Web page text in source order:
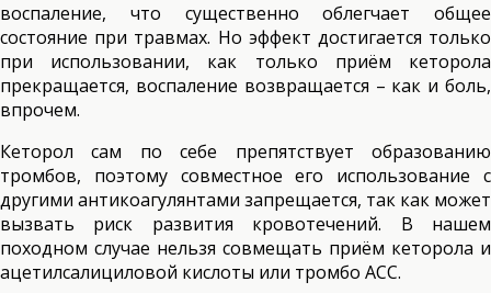
воспаление, что существенно облегчает общее
состояние при травмах. Но эффект достигается только
при использовании, как только приём кеторола
прекращается, воспаление возвращается – как и боль,
впрочем.
Кеторол сам по себе препятствует образованию
тромбов, поэтому совместное его использование с
другими антикоагулянтами запрещается, так как может
вызвать риск развития кровотечений. В нашем
походном случае нельзя совмещать приём кеторола и
ацетилсалициловой кислоты или тромбо АСС.